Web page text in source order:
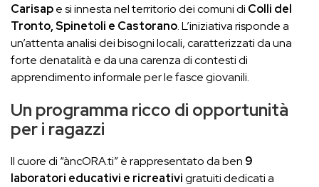
Carisape si innesta nel territorio dei comuni di Colli del
Tronto, Spinetoli e Castorano. L’iniziativa risponde a
un’attenta analisi dei bisogni locali, caratterizzati da una
forte denatalità e da una carenza di contesti di
apprendimento informale per le fasce giovanili.
Un programma ricco di opportunità
per i ragazzi
Il cuore di “àncORA.ti” è rappresentato da ben 9
laboratori educativi e ricreativigratuiti dedicati a